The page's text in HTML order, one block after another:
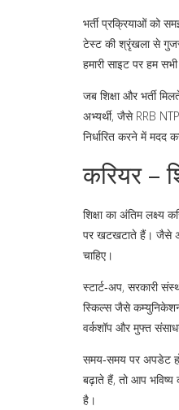
भर्ती प्रक्रियाओं को
टेस्ट की श्रृंखला से
हमारी साइट पर हम
जब शिक्षा और भर्ती
अभ्यर्थी, जैसे RRB
निर्धारित करने में मदद
करियर –
शिक्षा का अंतिम लक्ष्य
पर खटखटाते हैं। जैसे
चाहिए।
स्टार्ट‑अप, सरकारी
स्किल्स जैसे कम्युनिकेशन
वर्कशॉप और मुफ्त
समय‑समय पर अपडेट
बढ़ाते हैं, तो आप
है।